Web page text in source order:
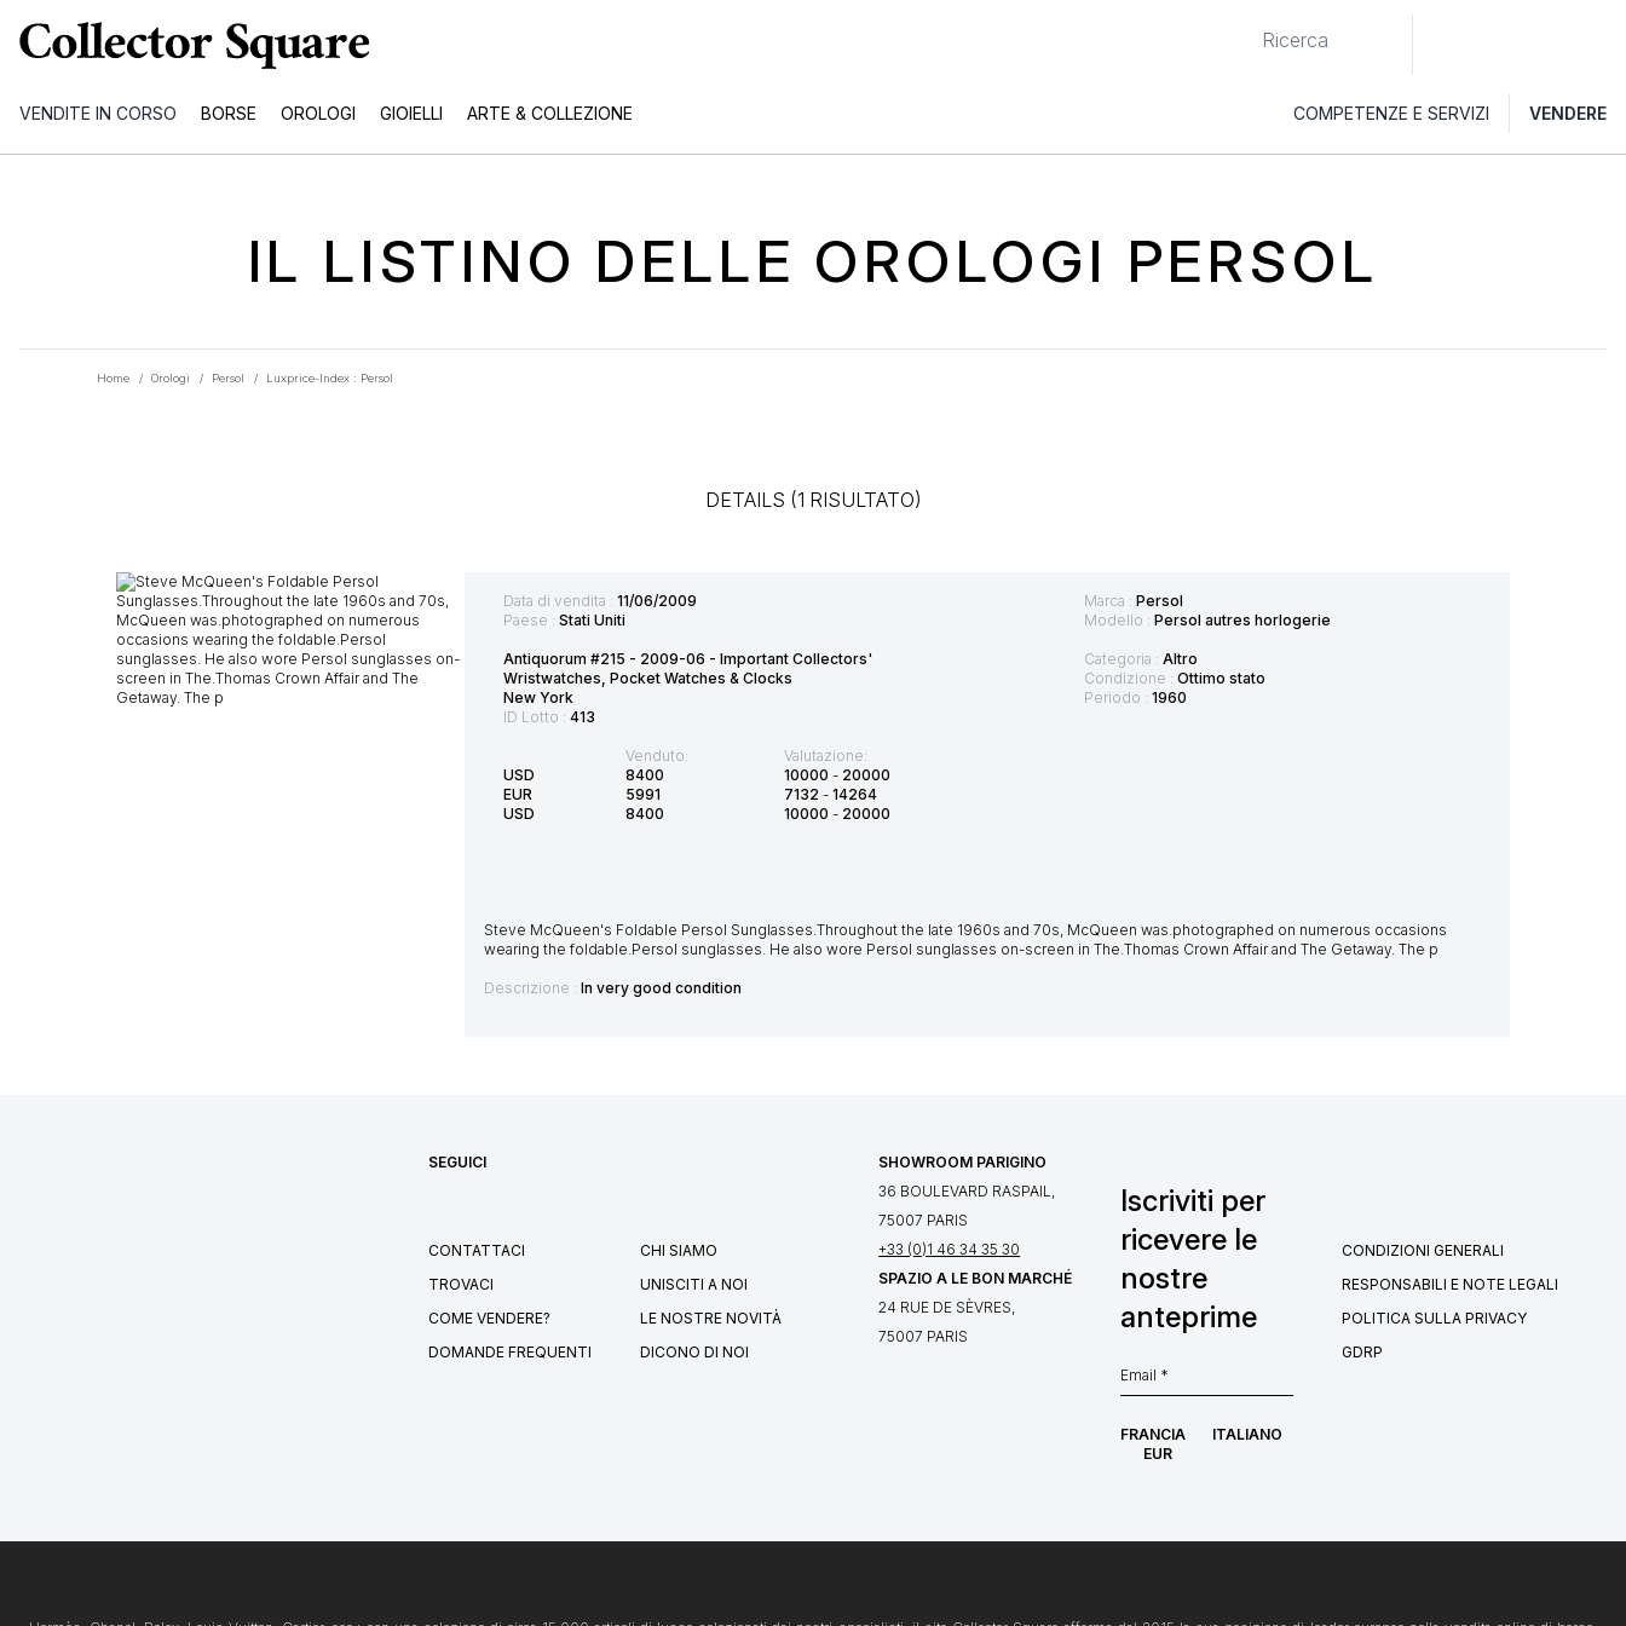
VENDITE IN CORSO BORSE OROLOGI GIOIELLI ARTE & COLLEZIONE COMPETENZE E SERVIZI VENDERE
IL LISTINO DELLE OROLOGI PERSOL
Home / Orologi / Persol / Luxprice-Index : Persol
DETAILS (1 RISULTATO)
Data di vendita : 11/06/2009
Paese : Stati Uniti
Antiquorum #215 - 2009-06 - Important Collectors'
Wristwatches, Pocket Watches & Clocks
New York
ID Lotto : 413
USD
EUR
USD
Venduto:
8400
5991
8400
Valutazione:
10000 - 20000
7132 - 14264
10000 - 20000
Marca : Persol
Modello : Persol autres horlogerie
Categoria : Altro
Condizione : Ottimo stato
Periodo : 1960
Steve McQueen's Foldable Persol Sunglasses.Throughout the late 1960s and 70s, McQueen was.photographed on numerous occasions
wearing the foldable.Persol sunglasses. He also wore Persol sunglasses on-screen in The.Thomas Crown Affair and The Getaway. The p
Descrizione : In very good condition
Iscriviti per
ricevere le
nostre
anteprime
SEGUICI
CONTATTACI
TROVACI
COME VENDERE?
DOMANDE FREQUENTI
CHI SIAMO
UNISCITI A NOI
LE NOSTRE NOVITÀ
DICONO DI NOI
CONDIZIONI GENERALI
RESPONSABILI E NOTE LEGALI
POLITICA SULLA PRIVACY
GDRP
SHOWROOM PARIGINO
36 BOULEVARD RASPAIL,
75007 PARIS
+33 (0)1 46 34 35 30
SPAZIO A LE BON MARCHÉ
24 RUE DE SÈVRES,
75007 PARIS
FRANCIA
ITALIANO
EUR